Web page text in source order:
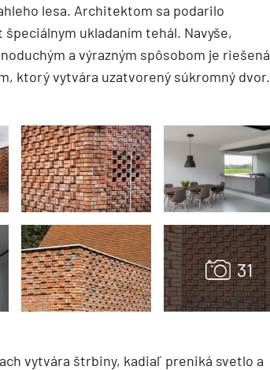
lesa. Architektom sa podarilo
ukladaním tehál. Navyše,
a výrazným spôsobom je riešená
ktorý vytvára uzatvorený súkromný dvor.
vytvára štrbiny, kadiaľ preniká svetlo a